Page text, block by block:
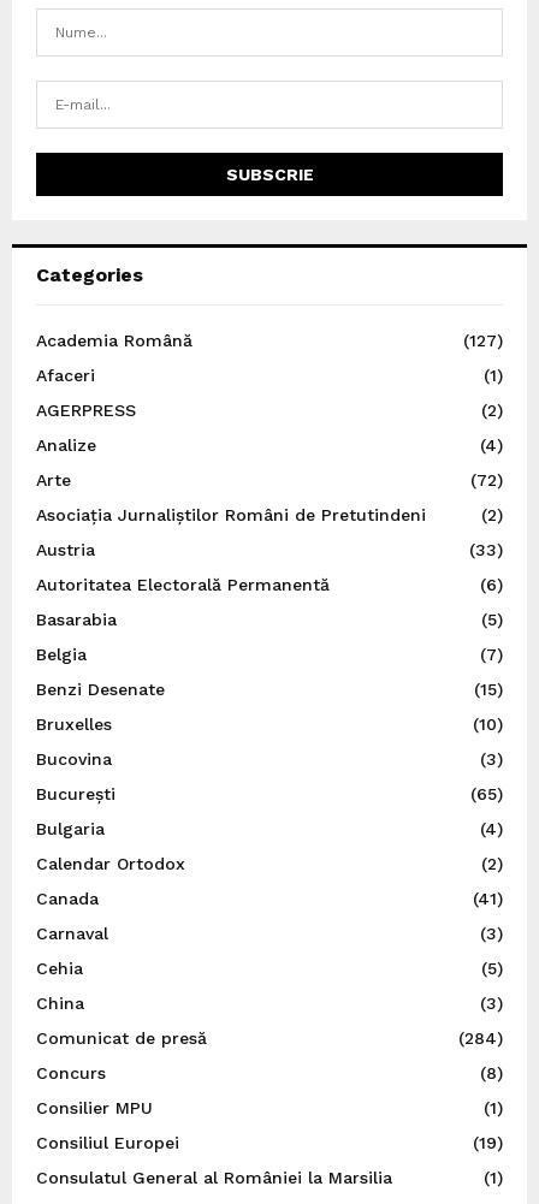
Categories
Academia Română
(127)
Afaceri
(1)
AGERPRESS
(2)
Analize
(4)
Arte
(72)
Asociația Jurnaliștilor Români de Pretutindeni
(2)
Austria
(33)
Autoritatea Electorală Permanentă
(6)
Basarabia
(5)
Belgia
(7)
Benzi Desenate
(15)
Bruxelles
(10)
Bucovina
(3)
București
(65)
Bulgaria
(4)
Calendar Ortodox
(2)
Canada
(41)
Carnaval
(3)
Cehia
(5)
China
(3)
Comunicat de presă
(284)
Concurs
(8)
Consilier MPU
(1)
Consiliul Europei
(19)
Consulatul General al României la Marsilia
(1)